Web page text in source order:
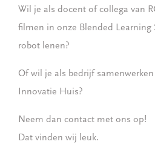
Wil je als docent of collega van
filmen in onze Blended Learning
robot lenen?
Of wil je als bedrijf
Innovatie Huis?
Neem dan contact met ons op!
Dat vinden wij leuk.